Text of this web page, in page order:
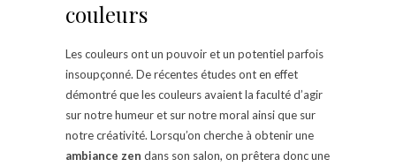
couleurs
Les couleurs ont un pouvoir et un potentiel parfois
insoupçonné. De récentes études ont en effet
démontré que les couleurs avaient la faculté d’agir
sur notre humeur et sur notre moral ainsi que sur
notre créativité. Lorsqu’on cherche à obtenir une
ambiance zen dans son salon, on prêtera donc une